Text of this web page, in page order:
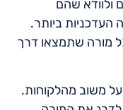
ולוודא שהם
העדכניות ביותר.
מורה שתמצאו דרך
משוב מהלקוחות.